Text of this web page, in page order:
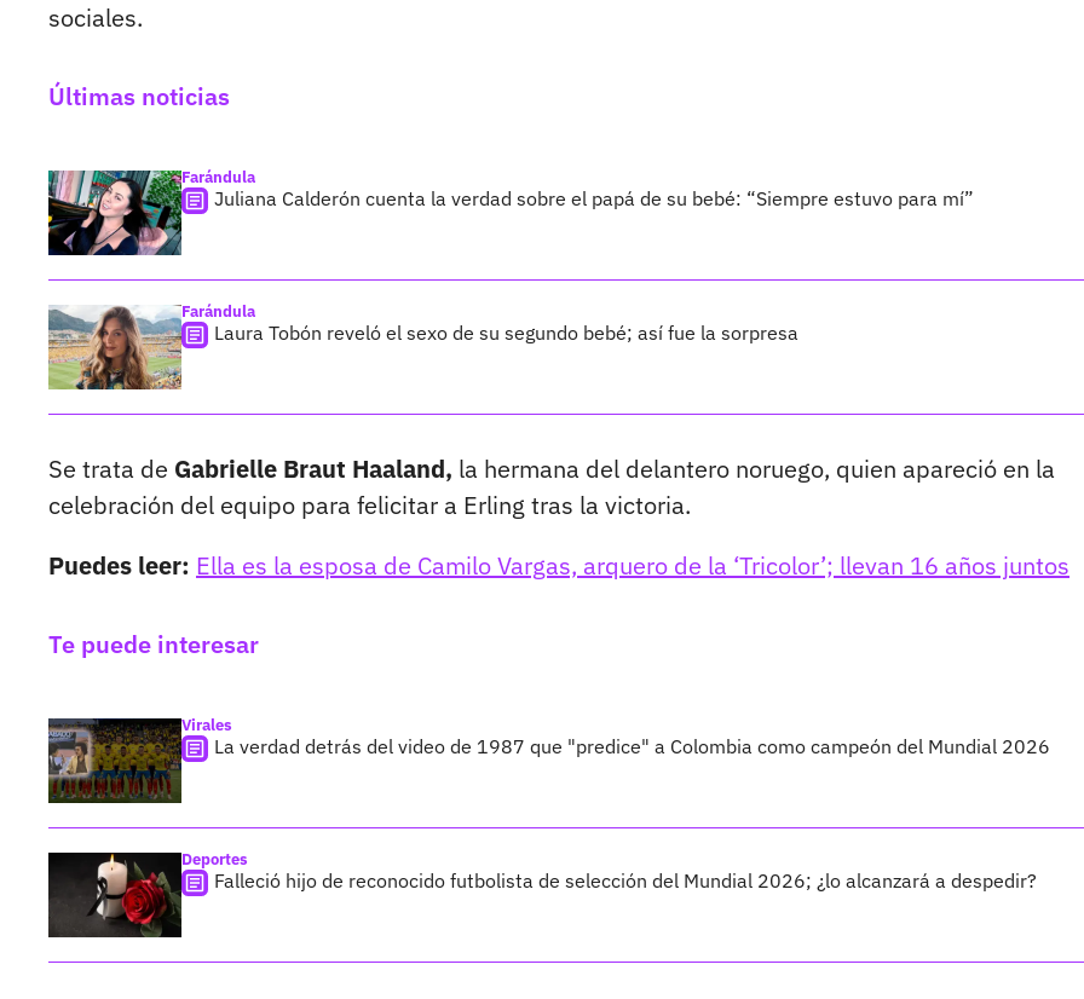
sociales.
Últimas noticias
Farándula
Juliana Calderón cuenta la verdad sobre el papá de su bebé: “Siempre estuvo para mí”
Farándula
Laura Tobón reveló el sexo de su segundo bebé; así fue la sorpresa
Se trata de Gabrielle Braut Haaland, la hermana del delantero noruego, quien apareció en la
celebración del equipo para felicitar a Erling tras la victoria.
Puedes leer: Ella es la esposa de Camilo Vargas, arquero de la ‘Tricolor’; llevan 16 años juntos
Te puede interesar
Virales
La verdad detrás del video de 1987 que "predice" a Colombia como campeón del Mundial 2026
Deportes
Falleció hijo de reconocido futbolista de selección del Mundial 2026; ¿lo alcanzará a despedir?